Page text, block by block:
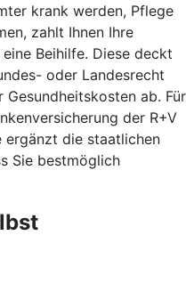
krank werden, Pflege
zahlt Ihnen Ihre
Beihilfe. Diese deckt
oder Landesrecht
ab. Für
der R+V
ergänzt die staatlichen
Sie bestmöglich